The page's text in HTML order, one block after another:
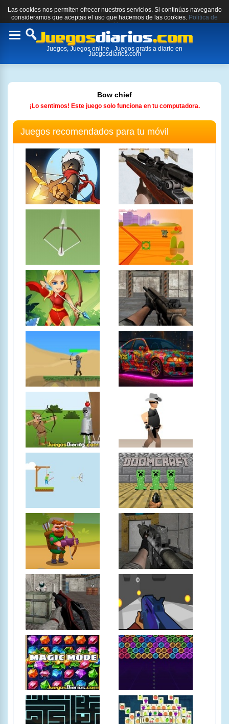
Las cookies nos permiten ofrecer nuestros servicios. Si continúas navegando
consideramos que aceptas el uso que hacemos de las cookies. Política de
cookies.
Toggle
Juegos, Juegos online , Juegos gratis a diario en
Juegosdiarios.com
Bow chief
¡Lo sentimos! Este juego solo funciona en tu computadora.
Juegos recomendados para tu móvil